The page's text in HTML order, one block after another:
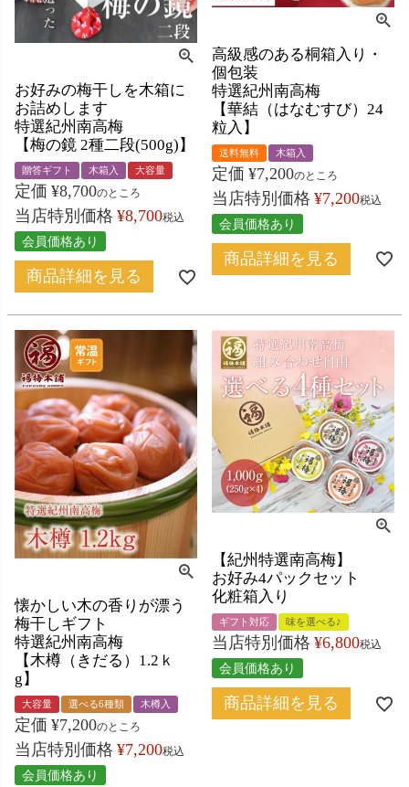
お好みの梅干しを木箱に
お詰めします
特選紀州南高梅
【梅の鏡 2種二段(500g)】
贈答ギフト 木箱入 大容量
定価 ¥8,700のところ
当店特別価格 ¥8,700税込
会員価格あり
商品詳細を見る
高級感のある桐箱入り・
個包装
特選紀州南高梅
【華結（はなむすび）24
粒入】
送料無料 木箱入
定価 ¥7,200のところ
当店特別価格 ¥7,200税込
会員価格あり
商品詳細を見る
懐かしい木の香りが漂う
梅干しギフト
特選紀州南高梅
【木樽（きだる）1.2ｋ
g】
大容量 選べる6種類 木樽入
定価 ¥7,200のところ
当店特別価格 ¥7,200税込
会員価格あり
【紀州特選南高梅】
お好み4パックセット
化粧箱入り
ギフト対応 味を選べる♪
当店特別価格 ¥6,800税込
会員価格あり
商品詳細を見る